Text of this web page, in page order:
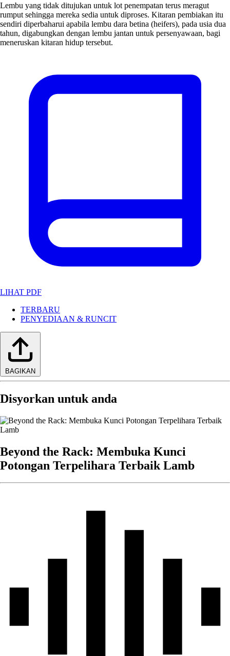
Lembu yang tidak ditujukan untuk lot penempatan terus meragut
rumput sehingga mereka sedia untuk diproses. Kitaran pembiakan itu
sendiri diperbaharui apabila lembu dara betina (heifers), pada usia dua
tahun, digabungkan dengan lembu jantan untuk persenyawaan, bagi
meneruskan kitaran hidup tersebut.
LIHAT PDF
TERBARU
PENYEDIAAN & RUNCIT
BAGIKAN
Disyorkan untuk anda
Beyond the Rack: Membuka Kunci
Potongan Terpelihara Terbaik Lamb